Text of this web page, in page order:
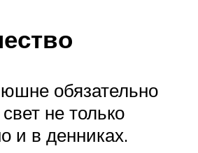
обязательно
не только
и в денниках.